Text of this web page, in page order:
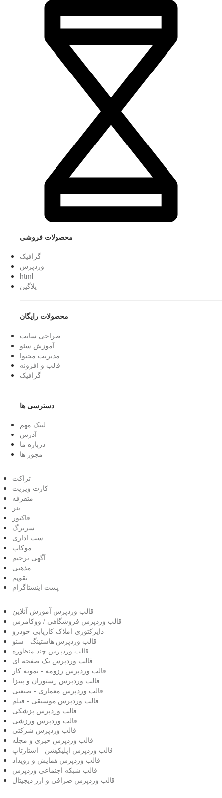
محصولات فروشی
گرافیک
وردپرس
html
پلاگین
محصولات رایگان
طراحی سایت
آموزش سئو
مدیریت محتوا
قالب و افزونه
گرافیک
دسترسی ها
لینک مهم
آدرس
درباره ما
مجوز ها
تراکت
کارت ویزیت
متفرفه
بنر
فاکتور
سربرگ
ست اداری
موکاپ
آگهی ترحیم
مذهبی
تقویم
پست اینستاگرام
قالب وردپرس آموزش آنلاین
قالب وردپرس فروشگاهی / ووکامرس
دایرکتوری-املاک-کاریابی-خودرو
قالب وردپرس هاستینگ - سئو
قالب وردپرس چند منظوره
قالب وردپرس تک صفحه ای
قالب وردپرس رزومه - نمونه کار
قالب وردپرس رستوران و پیتزا
قالب وردپرس معماری - صنعتی
قالب وردپرس موسیقی - فیلم
قالب وردپرس پزشکی
قالب وردپرس ورزشی
قالب وردپرس شرکتی
قالب وردپرس خبری و مجله
قالب وردپرس اپلیکیشن - استارتاپ
قالب وردپرس همایش و رویداد
قالب شبکه اجتماعی وردپرس
قالب وردپرس صرافی و ارز دیجیتال